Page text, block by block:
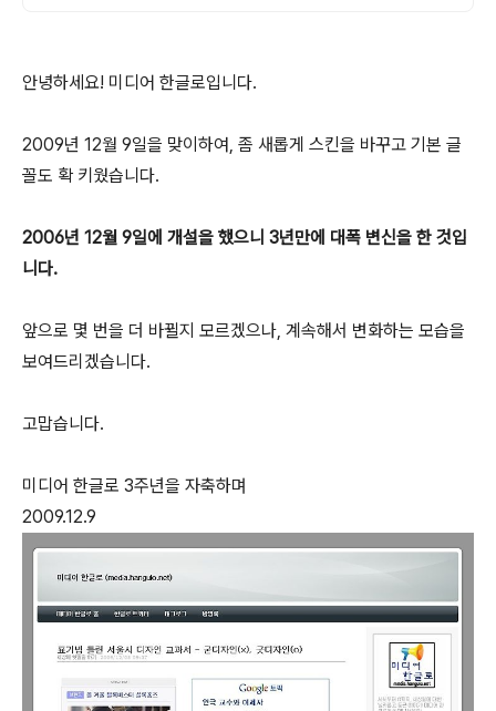
안녕하세요! 미디어 한글로입니다.
2009년 12월 9일을 맞이하여, 좀 새롭게 스킨을 바꾸고 기본 글
꼴도 확 키웠습니다.
2006년 12월 9일에 개설을 했으니 3년만에 대폭 변신을 한 것입
니다.
앞으로 몇 번을 더 바뀔지 모르겠으나, 계속해서 변화하는 모습을
보여드리겠습니다.
고맙습니다.
미디어 한글로 3주년을 자축하며
2009.12.9